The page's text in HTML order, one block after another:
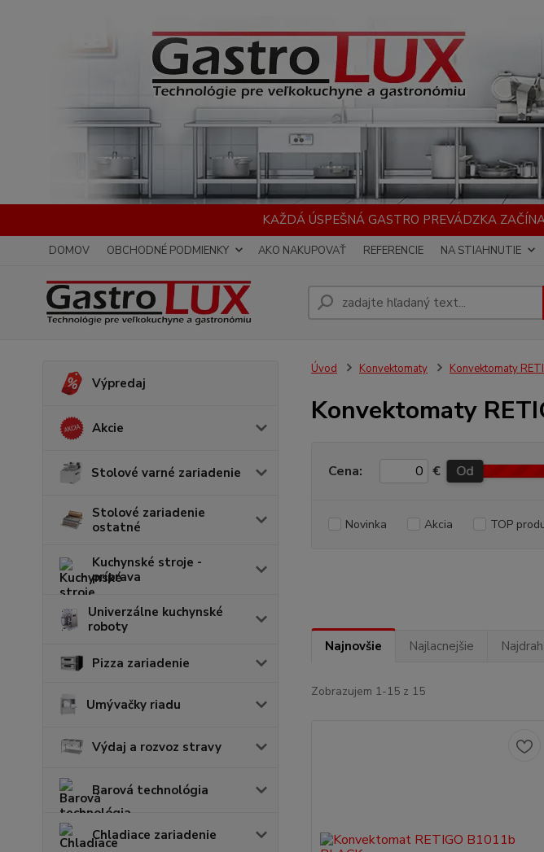
KAŽDÁ ÚSPEŠNÁ GASTRO PREVÁDZKA
DOMOV OBCHODNÉ PODMIENKY AKO NAKUPOVAŤ REFERENCIE NA STIAHNUTIE
Výpredaj
Akcie
Stolové varné zariadenie
Stolové zariadenie
ostatné
Kuchynské stroje -
príprava
Univerzálne kuchynské
roboty
Pizza zariadenie
Umývačky riadu
Výdaj a rozvoz stravy
Barová technológia
Chladiace zariadenie
Úvod Konvektomaty Konvektomaty
Konvektomaty
Cena: € Od
Novinka Akcia TOP
Najnovšie Najlacnejšie
Zobrazujem 1-15 z 15